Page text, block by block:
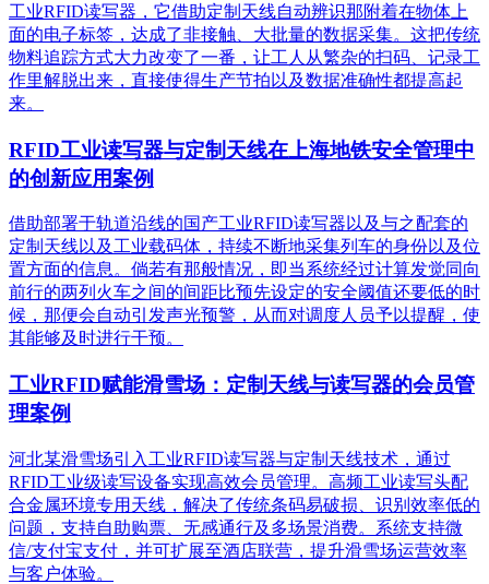
工业RFID读写器，它借助定制天线自动辨识那附着在物体上
面的电子标签，达成了非接触、大批量的数据采集。这把传统
物料追踪方式大力改变了一番，让工人从繁杂的扫码、记录工
作里解脱出来，直接使得生产节拍以及数据准确性都提高起
来。
RFID工业读写器与定制天线在上海地铁安全管理中
的创新应用案例
借助部署于轨道沿线的国产工业RFID读写器以及与之配套的
定制天线以及工业载码体，持续不断地采集列车的身份以及位
置方面的信息。倘若有那般情况，即当系统经过计算发觉同向
前行的两列火车之间的间距比预先设定的安全阈值还要低的时
候，那便会自动引发声光预警，从而对调度人员予以提醒，使
其能够及时进行干预。
工业RFID赋能滑雪场：定制天线与读写器的会员管
理案例
河北某滑雪场引入工业RFID读写器与定制天线技术，通过
RFID工业级读写设备实现高效会员管理。高频工业读写头配
合金属环境专用天线，解决了传统条码易破损、识别效率低的
问题，支持自助购票、无感通行及多场景消费。系统支持微
信/支付宝支付，并可扩展至酒店联营，提升滑雪场运营效率
与客户体验。